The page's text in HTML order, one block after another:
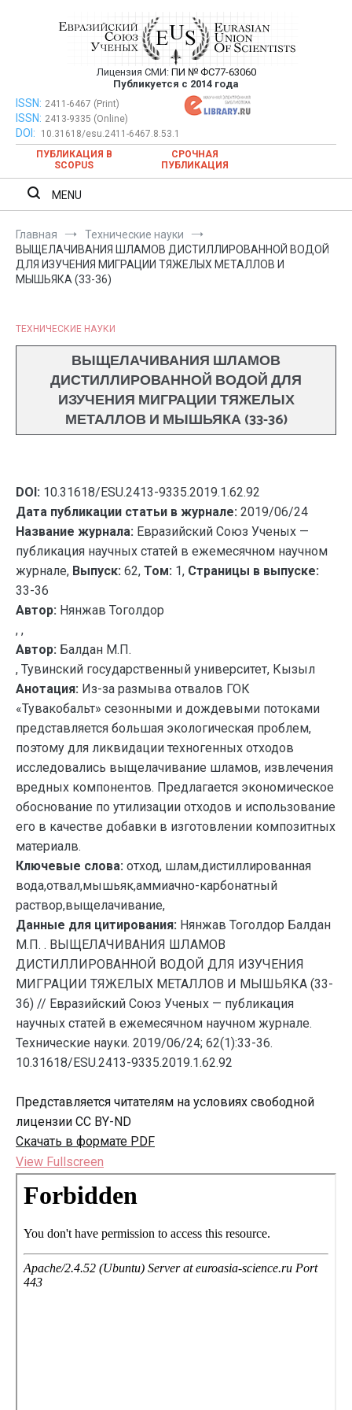
Евразийский Союз Ученых —
публикация научных статей в
ежемесячном научном журнале
Лицензия СМИ: ПИ № ФС77-63060
Публикуется с 2014 года
Евразийский Союз Ученых — публикация научных статей в
ежемесячном научном журнале
ISSN: 2411-6467 (Print)
ISSN: 2413-9335 (Online)
DOI:
10.31618/esu.2411-6467.8.53.1
ПУБЛИКАЦИЯ В
SCOPUS
СРОЧНАЯ
ПУБЛИКАЦИЯ
MENU
Главная
Технические науки
ВЫЩЕЛАЧИВАНИЯ ШЛАМОВ ДИСТИЛЛИРОВАННОЙ ВОДОЙ
ДЛЯ ИЗУЧЕНИЯ МИГРАЦИИ ТЯЖЕЛЫХ МЕТАЛЛОВ И
МЫШЬЯКА (33-36)
ТЕХНИЧЕСКИЕ НАУКИ
ВЫЩЕЛАЧИВАНИЯ ШЛАМОВ
ДИСТИЛЛИРОВАННОЙ ВОДОЙ ДЛЯ
ИЗУЧЕНИЯ МИГРАЦИИ ТЯЖЕЛЫХ
МЕТАЛЛОВ И МЫШЬЯКА (33-36)
DOI: 10.31618/ESU.2413-9335.2019.1.62.92
Дата публикации статьи в журнале: 2019/06/24
Название журнала: Евразийский Союз Ученых —
публикация научных статей в ежемесячном научном
журнале, Выпуск: 62, Том: 1, Страницы в выпуске:
33-36
Автор: Нянжав Тоголдор
, ,
Автор: Балдан М.П.
, Тувинский государственный университет, Кызыл
Анотация: Из-за размыва отвалов ГОК
«Тувакобальт» сезонными и дождевыми потоками
представляется большая экологическая проблем,
поэтому для ликвидации техногенных отходов
исследовались выщелачивание шламов, извлечения
вредных компонентов. Предлагается экономическое
обоснование по утилизации отходов и использование
его в качестве добавки в изготовлении композитных
материалв.
Ключевые слова: отход, шлам,дистиллированная
вода,отвал,мышьяк,аммиачно-карбонатный
раствор,выщелачивание,
Данные для цитирования: Нянжав Тоголдор Балдан
М.П. . ВЫЩЕЛАЧИВАНИЯ ШЛАМОВ
ДИСТИЛЛИРОВАННОЙ ВОДОЙ ДЛЯ ИЗУЧЕНИЯ
МИГРАЦИИ ТЯЖЕЛЫХ МЕТАЛЛОВ И МЫШЬЯКА (33-
36) // Евразийский Союз Ученых — публикация
научных статей в ежемесячном научном журнале.
Технические науки. 2019/06/24; 62(1):33-36.
10.31618/ESU.2413-9335.2019.1.62.92
Представляется читателям на условиях свободной
лицензии CC BY-ND
Скачать в формате PDF
View Fullscreen
Перейти
содержимому